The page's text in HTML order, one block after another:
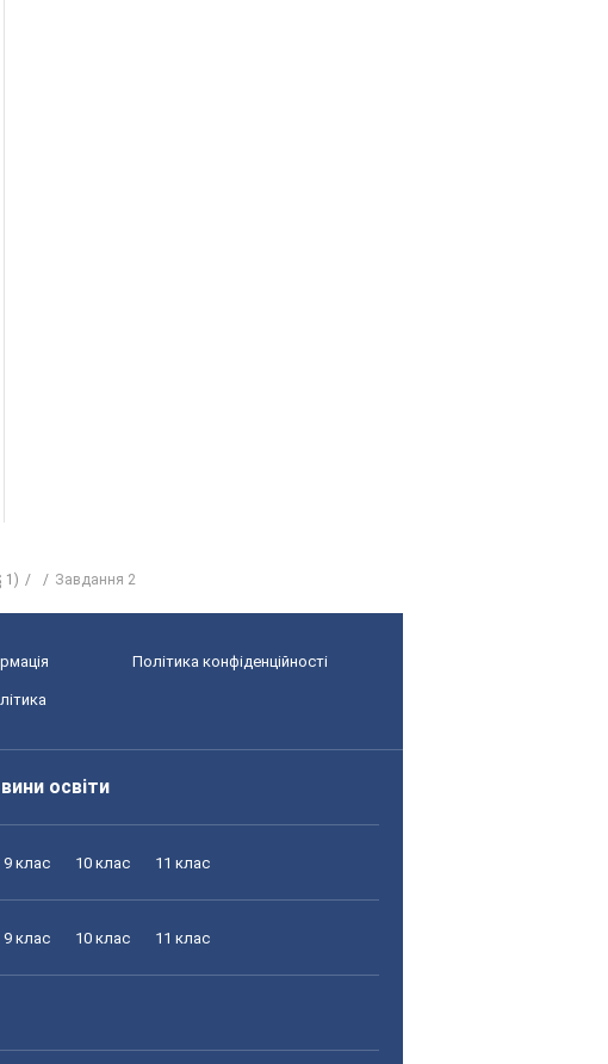
1) Завдання 2
Політика конфіденційності
освіти
9 клас 10 клас 11 клас
9 клас 10 клас 11 клас